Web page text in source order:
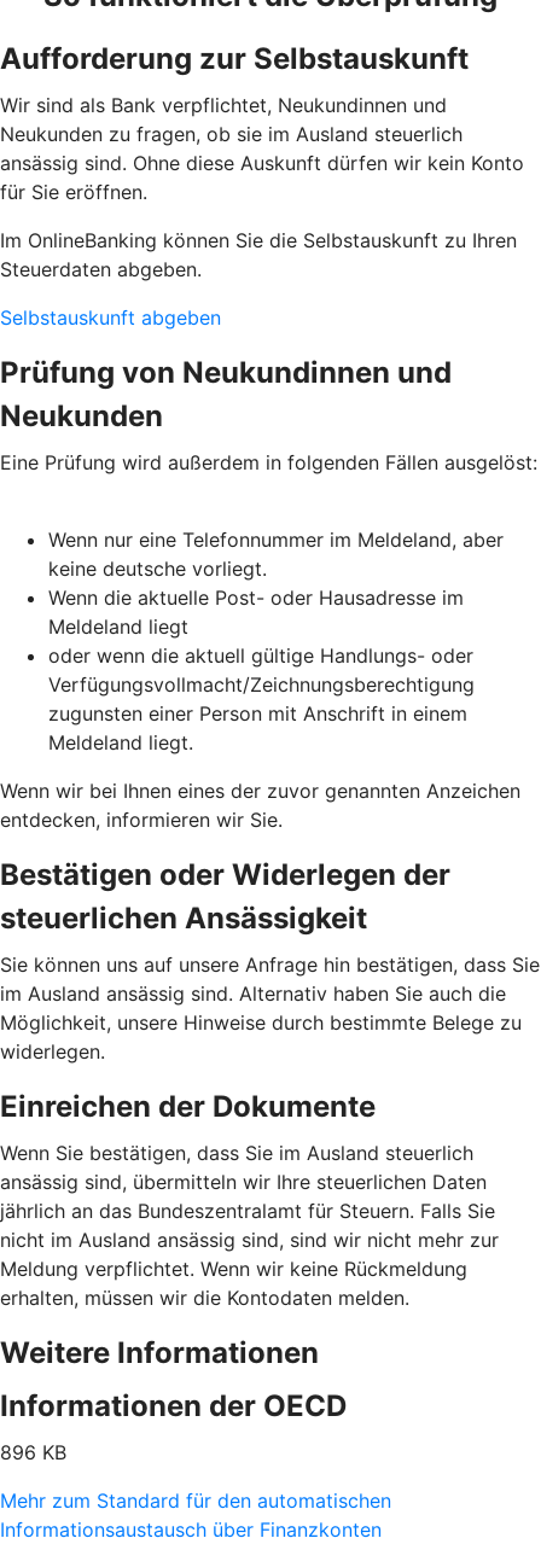
Aufforderung zur Selbstauskunft
Wir sind als Bank verpflichtet, Neukundinnen und
Neukunden zu fragen, ob sie im Ausland steuerlich
ansässig sind. Ohne diese Auskunft dürfen wir kein Konto
für Sie eröffnen.
Im OnlineBanking können Sie die Selbstauskunft zu Ihren
Steuerdaten abgeben.
Selbstauskunft abgeben
Prüfung von Neukundinnen und
Neukunden
Eine Prüfung wird außerdem in folgenden Fällen ausgelöst:
Wenn nur eine Telefonnummer im Meldeland, aber
keine deutsche vorliegt.
Wenn die aktuelle Post- oder Hausadresse im
Meldeland liegt
oder wenn die aktuell gültige Handlungs- oder
Verfügungsvollmacht/Zeichnungsberechtigung
zugunsten einer Person mit Anschrift in einem
Meldeland liegt.
Wenn wir bei Ihnen eines der zuvor genannten Anzeichen
entdecken, informieren wir Sie.
Bestätigen oder Widerlegen der
steuerlichen Ansässigkeit
Sie können uns auf unsere Anfrage hin bestätigen, dass Sie
im Ausland ansässig sind. Alternativ haben Sie auch die
Möglichkeit, unsere Hinweise durch bestimmte Belege zu
widerlegen.
Einreichen der Dokumente
Wenn Sie bestätigen, dass Sie im Ausland steuerlich
ansässig sind, übermitteln wir Ihre steuerlichen Daten
jährlich an das Bundeszentralamt für Steuern. Falls Sie
nicht im Ausland ansässig sind, sind wir nicht mehr zur
Meldung verpflichtet. Wenn wir keine Rückmeldung
erhalten, müssen wir die Kontodaten melden.
Weitere Informationen
Informationen der OECD
896 KB
Mehr zum Standard für den automatischen
Informationsaustausch über Finanzkonten